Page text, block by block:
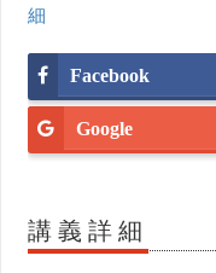
細
Facebook
Google
講義詳細